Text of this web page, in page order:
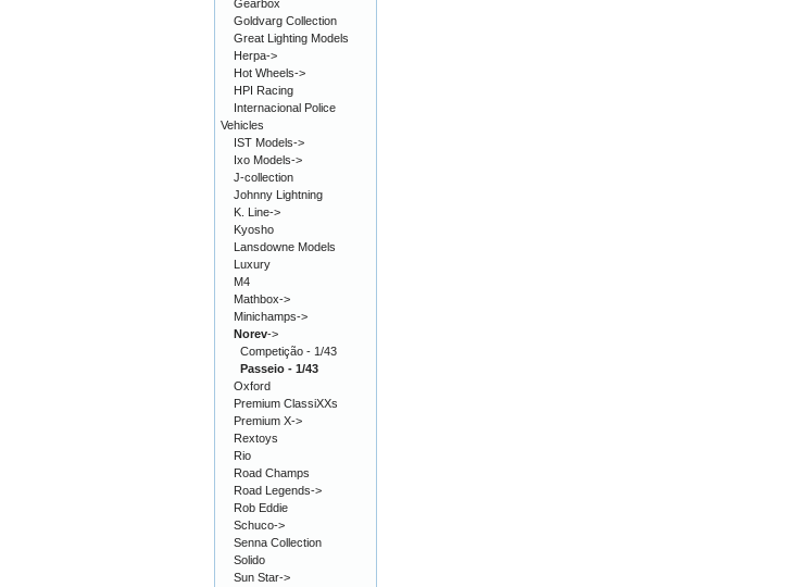
Gearbox
Goldvarg Collection
Great Lighting Models
Herpa->
Hot Wheels->
HPI Racing
Internacional Police
Vehicles
IST Models->
Ixo Models->
J-collection
Johnny Lightning
K. Line->
Kyosho
Lansdowne Models
Luxury
M4
Mathbox->
Minichamps->
Norev->
Competição - 1/43
Passeio - 1/43
Oxford
Premium ClassiXXs
Premium X->
Rextoys
Rio
Road Champs
Road Legends->
Rob Eddie
Schuco->
Senna Collection
Solido
Sun Star->